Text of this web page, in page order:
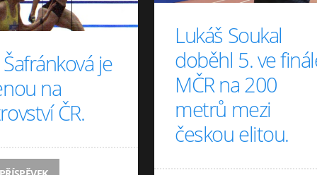
Šafránková je
na
ČR.
Lukáš Soukal
doběhl 5. ve
MČR na 200
metrů mezi
českou elitou.